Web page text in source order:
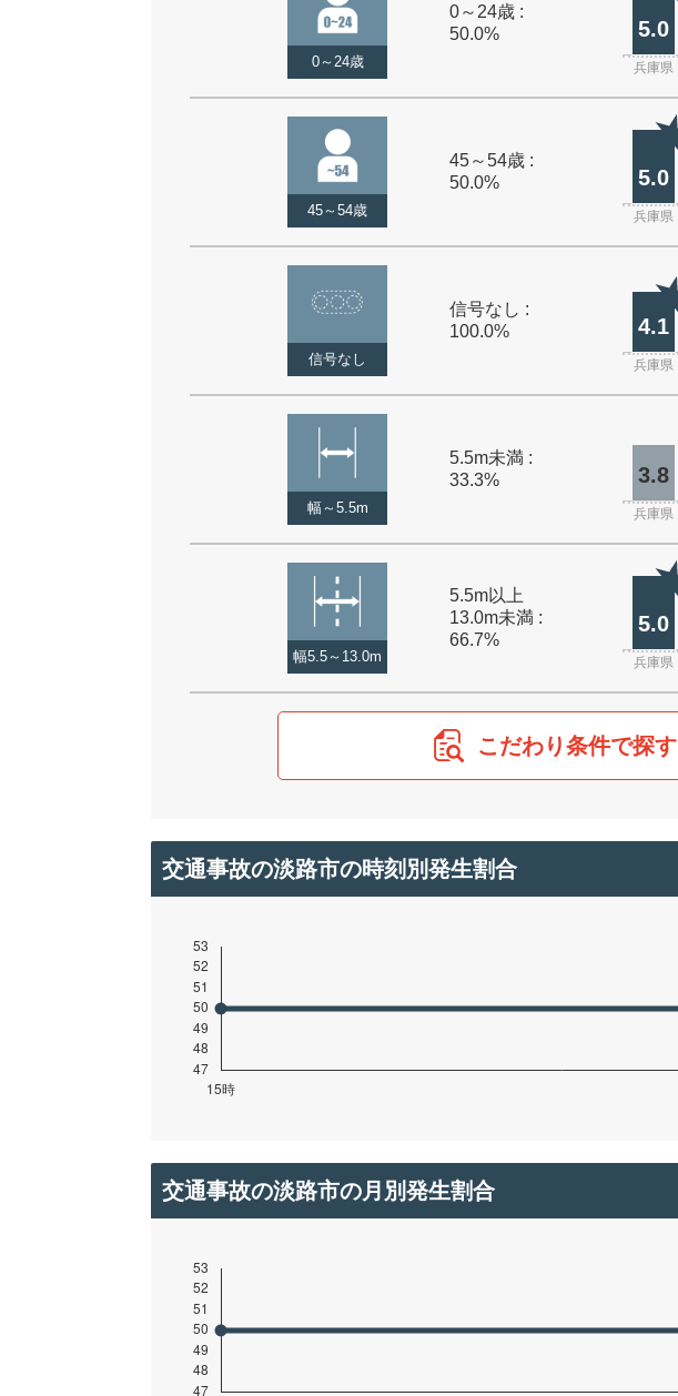
0～24歳
0～24歳 :
50.0%
5.0
兵庫県
45～54歳
45～54歳 :
50.0%
5.0
兵庫県
信号なし
信号なし :
100.0%
4.1
兵庫県
幅～5.5m
5.5m未満 :
33.3%
3.8
兵庫県
幅5.5～13.0m
5.5m以上
13.0m未満 :
66.7%
5.0
兵庫県
こだわり条件で探す
交通事故の淡路市の時刻別発生割合
交通事故の淡路市の月別発生割合